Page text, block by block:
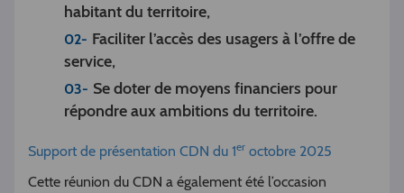
habitant du territoire,
Faciliter l’accès des usagers à l’offre de
service,
Se doter de moyens financiers pour
répondre aux ambitions du territoire.
Support de présentation CDN du 1er octobre 2025
Cette réunion du CDN a également été l’occasion